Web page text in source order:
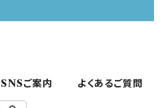
SNSご案内 よくあるご質問